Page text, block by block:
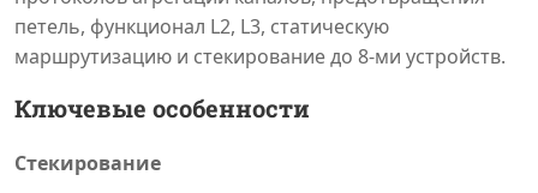
петель, функционал L2, L3, статическую
маршрутизацию и стекирование до 8-ми устройств.
Ключевые особенности
Стекирование